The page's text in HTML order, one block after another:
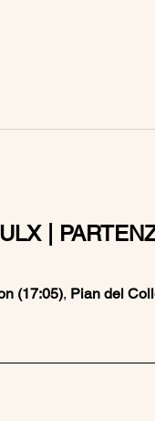
|
(17:05), Pian del